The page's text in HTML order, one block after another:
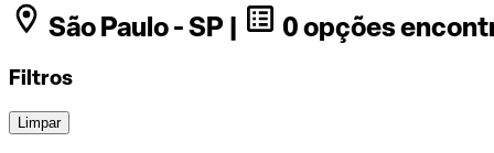
São Paulo - SP |
0 opções
Filtros
Limpar